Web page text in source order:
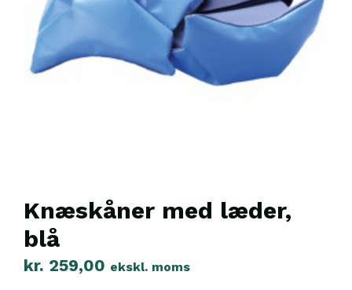
Knæskåner med læder,
blå
kr. 259,00 ekskl. moms